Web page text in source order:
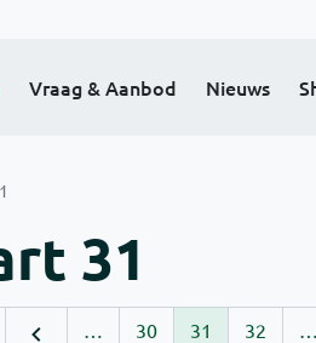
Vraag & Aanbod Nieuws
31
… 30 31 32 …